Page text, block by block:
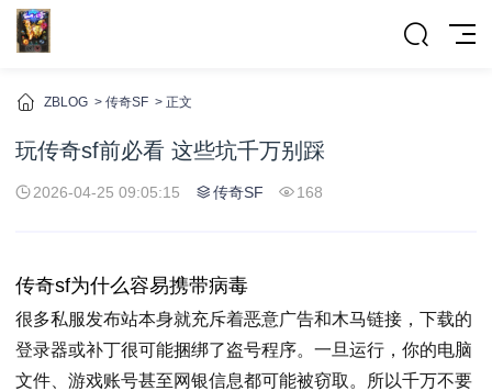
ZBLOG > 传奇SF > 正文
玩传奇sf前必看 这些坑千万别踩
2026-04-25 09:05:15 传奇SF 168
传奇sf为什么容易携带病毒
很多私服发布站本身就充斥着恶意广告和木马链接，下载的
登录器或补丁很可能捆绑了盗号程序。一旦运行，你的电脑
文件、游戏账号甚至网银信息都可能被窃取。所以千万不要